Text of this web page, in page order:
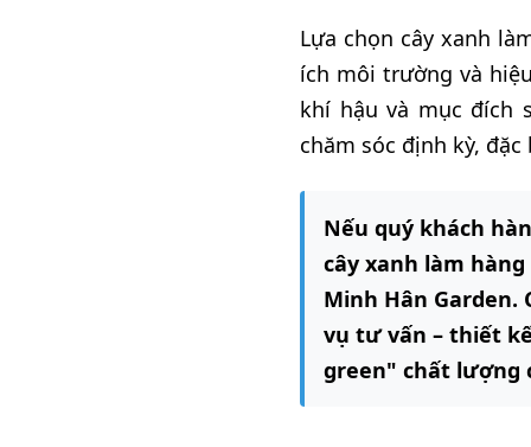
Lựa chọn cây xanh
ích môi trường và
khí hậu và mục đích
chăm sóc định kỳ,
Nếu quý khách
cây xanh làm
Minh Hân Garden.
vụ tư vấn – thiết
green" chất lượng